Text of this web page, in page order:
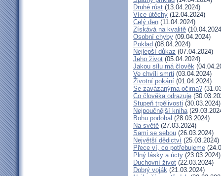
Druhé růst (13.04.2024)
Více útěchy (12.04.2024)
Celý den (11.04.2024)
Získává na kvalitě
Osobní chyby (09.04.2024)
Poklad (08.04.2024)
Nejlepší důkaz (07.04.2024)
Jeho život (05.04.2024)
Jakou sílu má člověk
Ve chvíli smrti (03.04.2024)
Životní pokání (01.04.2024)
Se zavázanýma očima?
Co člověka odrazuje
Stupeň trpělivosti (30.03.2024)
Nejpoučnější kniha
Bohu podobal (28.03.2024)
Na světě (27.03.2024)
Sami se sebou (26.03.2024)
Největší dědictví (25.03.2024)
Přece ví, co potřebujeme
Plný lásky a úcty (23.03.2024)
Duchovní život (22.03.2024)
Dobrý voják (21.03.2024)